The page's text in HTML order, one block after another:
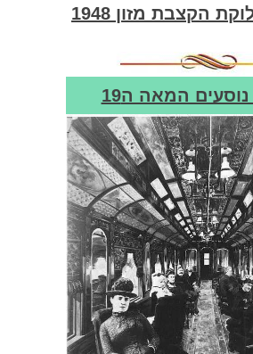
הקצבת מזון 1948
המאה ה19